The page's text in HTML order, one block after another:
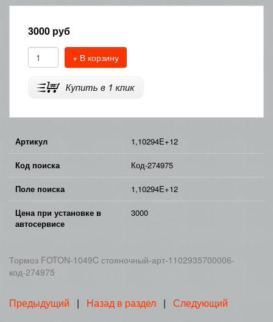
3000 руб
+ В корзину
Артикул 1,10294E+12
Код поиска Код-274975
Поле поиска 1,10294E+12
Цена при установке в
автосервисе
3000
Тормоз FOTON-1049C стояночный-арт-1102935700006-
код-274975
Предыдущий | Назад в раздел | Следующий